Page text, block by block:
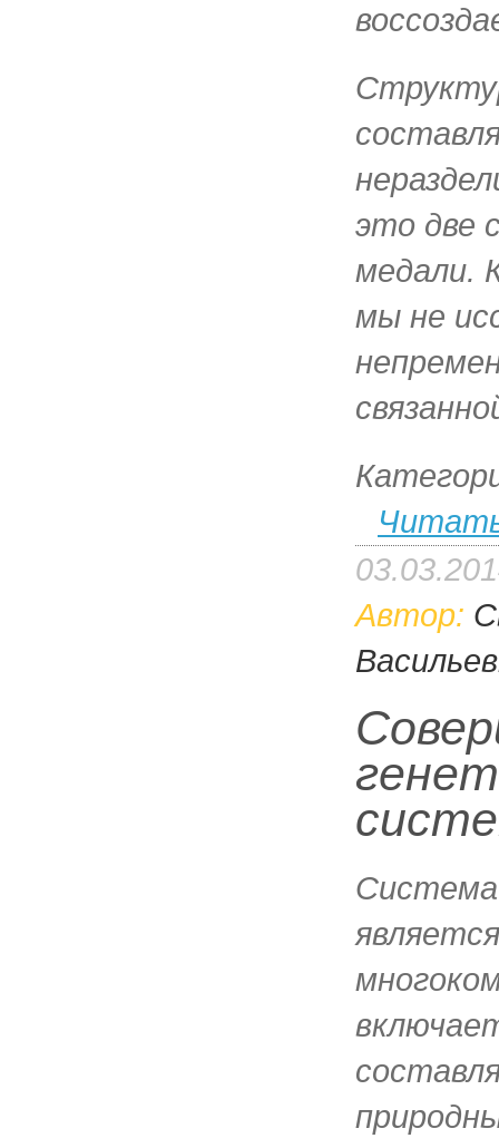
это две
медали.
мы не
Автор:
является